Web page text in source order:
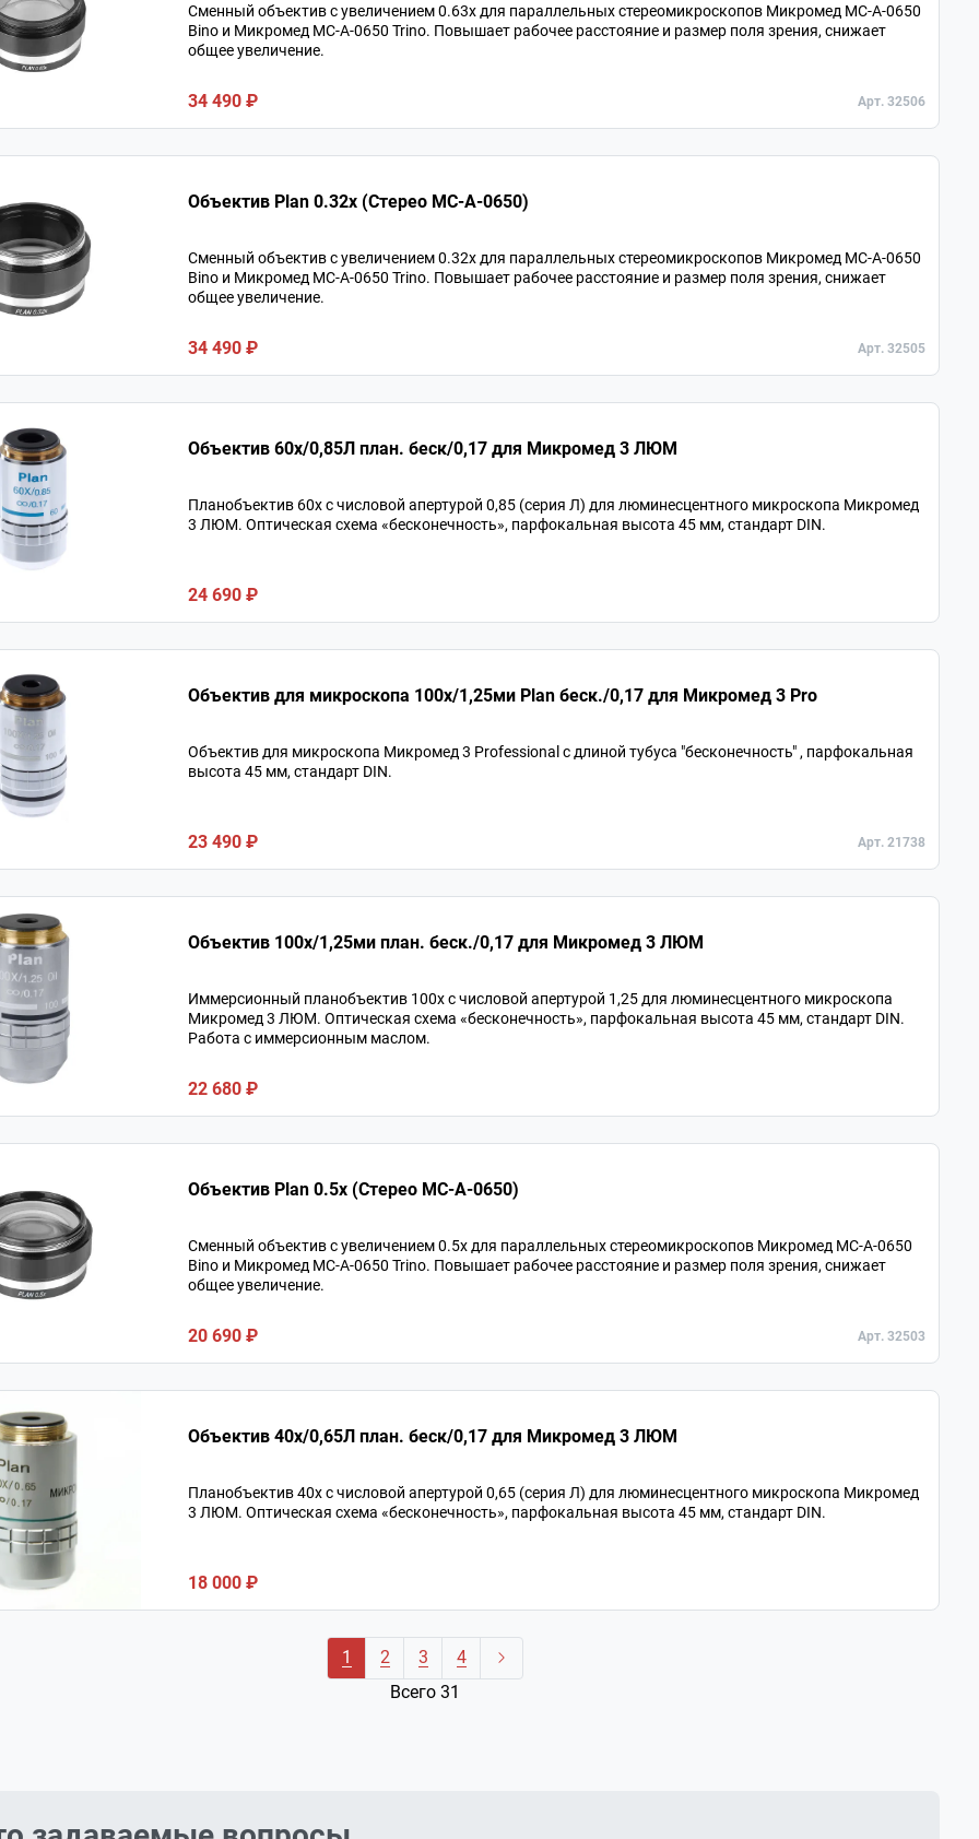
Сменный объектив с увеличением 0.63х для параллельных стереомикроскопов Микромед MC-A-0650
Bino и Микромед MC-A-0650 Trino. Повышает рабочее расстояние и размер поля зрения, снижает
общее увеличение.
34 490 ₽ Арт. 32506
Объектив Plan 0.32x (Стерео MC-A-0650)
Сменный объектив с увеличением 0.32х для параллельных стереомикроскопов Микромед MC-A-0650
Bino и Микромед MC-A-0650 Trino. Повышает рабочее расстояние и размер поля зрения, снижает
общее увеличение.
34 490 ₽ Арт. 32505
Объектив 60х/0,85Л план. беск/0,17 для Микромед 3 ЛЮМ
Планобъектив 60х с числовой апертурой 0,85 (серия Л) для люминесцентного микроскопа Микромед
3 ЛЮМ. Оптическая схема «бесконечность», парфокальная высота 45 мм, стандарт DIN.
24 690 ₽
Объектив для микроскопа 100х/1,25ми Plan беск./0,17 для Микромед 3 Pro
Объектив для микроскопа Микромед 3 Professional с длиной тубуса "бесконечность" , парфокальная
высота 45 мм, стандарт DIN.
23 490 ₽ Арт. 21738
Объектив 100х/1,25ми план. беск./0,17 для Микромед 3 ЛЮМ
Иммерсионный планобъектив 100х с числовой апертурой 1,25 для люминесцентного микроскопа
Микромед 3 ЛЮМ. Оптическая схема «бесконечность», парфокальная высота 45 мм, стандарт DIN.
Работа с иммерсионным маслом.
22 680 ₽
Объектив Plan 0.5x (Стерео MC-A-0650)
Сменный объектив с увеличением 0.5х для параллельных стереомикроскопов Микромед MC-A-0650
Bino и Микромед MC-A-0650 Trino. Повышает рабочее расстояние и размер поля зрения, снижает
общее увеличение.
20 690 ₽ Арт. 32503
Объектив 40х/0,65Л план. беск/0,17 для Микромед 3 ЛЮМ
Планобъектив 40х с числовой апертурой 0,65 (серия Л) для люминесцентного микроскопа Микромед
3 ЛЮМ. Оптическая схема «бесконечность», парфокальная высота 45 мм, стандарт DIN.
18 000 ₽
1 2 3
4
Всего 31